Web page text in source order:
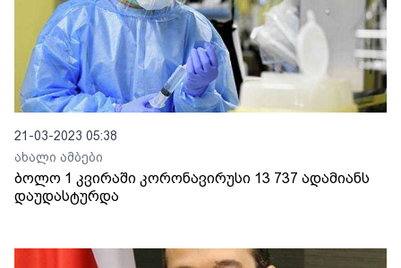
21-03-2023 05:38
ახალი ამბები
ბოლო 1 კვირაში კორონავირუსი 13 737 ადამიანს
დაუდასტურდა